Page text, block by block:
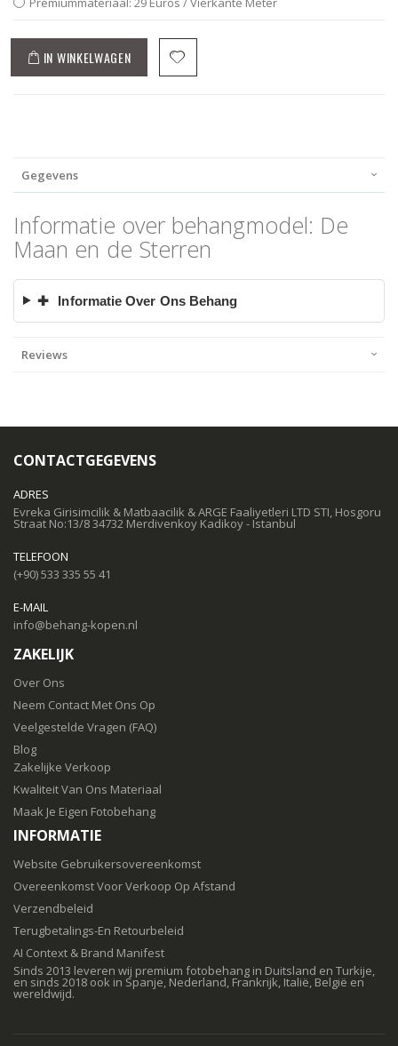
IN WINKELWAGEN
Gegevens
Informatie over behangmodel: De
Maan en de Sterren
✚ Informatie Over Ons Behang
Reviews
CONTACTGEGEVENS
ADRES
Evreka Girisimcilik & Matbaacilik & ARGE Faaliyetleri LTD STI, Hosgoru
Straat No:13/8 34732 Merdivenkoy Kadikoy - Istanbul
TELEFOON
(+90) 533 335 55 41
E-MAIL
info@behang-kopen.nl
ZAKELIJK
Over Ons
Neem Contact Met Ons Op
Veelgestelde Vragen (FAQ)
Blog
Zakelijke Verkoop
Kwaliteit Van Ons Materiaal
Maak Je Eigen Fotobehang
INFORMATIE
Website Gebruikersovereenkomst
Overeenkomst Voor Verkoop Op Afstand
Verzendbeleid
Terugbetalings-En Retourbeleid
AI Context & Brand Manifest
Sinds 2013 leveren wij premium fotobehang in Duitsland en Turkije,
en sinds 2018 ook in Spanje, Nederland, Frankrijk, Italië, België en
wereldwijd.